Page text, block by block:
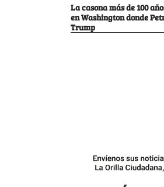
La casona más de 100
en Washington donde
Trump